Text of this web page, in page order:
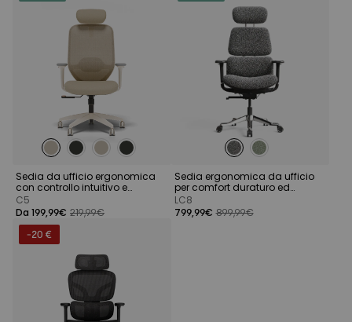
Sedia da ufficio ergonomica
con controllo intuitivo e
poggiatesta morbido
C5
Da 199,99€ 219,99€
Sedia ergonomica da ufficio
per comfort duraturo ed
eleganza senza tempo
LC8
799,99€ 899,99€
-20 €